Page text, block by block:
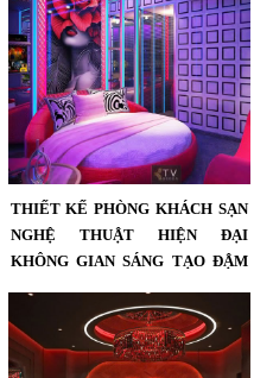
THIẾT KẾ PHÒNG KHÁCH SẠN
NGHỆ THUẬT HIỆN ĐẠI
KHÔNG GIAN SÁNG TẠO ĐẬM
Thiết Kế Phòng Khách Sạn Nghệ
Thuật Hiện Đại – Không Gian Ấn
Tượng, Độc Bản, Sang Trọng | KTV